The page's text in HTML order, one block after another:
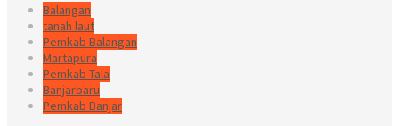
Balangan
tanah laut
Pemkab Balangan
Martapura
Pemkab Tala
Banjarbaru
Pemkab Banjar